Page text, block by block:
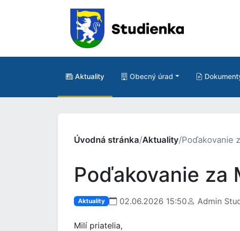
Aktuality Obecný úrad
Úvodná stránka/Aktuality/Poďakovanie
Poďakovanie za
Aktuality 02.06.2026 15:50 Admin
Milí priatelia,